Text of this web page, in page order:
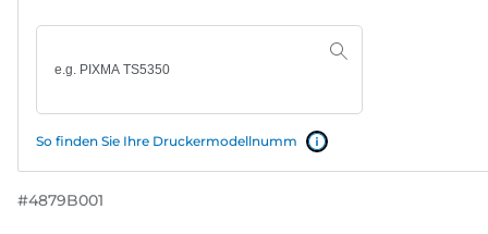
So finden Sie Ihre Druckermodellnumm
#4879B001